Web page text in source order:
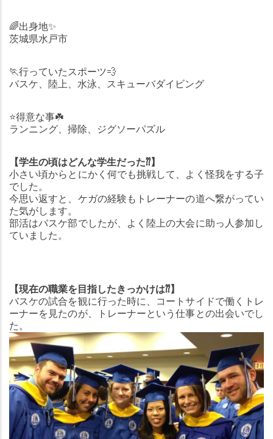
🌈出身地✨
茨城県水戸市
🏃行っていたスポーツ💨
バスケ、陸上、水泳、スキューバダイビング
⭐️得意な事☘
ランニング、掃除、ジグソーパズル
【学生の頃はどんな学生だった⁇】
小さい頃からとにかく何でも挑戦して、よく怪我をする子
でした。
今思い返すと、ケガの経験もトレーナーの道へ繋がってい
た気がします。
部活はバスケ部でしたが、よく陸上の大会に助っ人参加し
ていました。
【現在の職業を目指したきっかけは⁇】
バスケの試合を観に行った時に、コートサイドで働くトレ
ーナーを見たのが、トレーナーという仕事との出会いでし
た。